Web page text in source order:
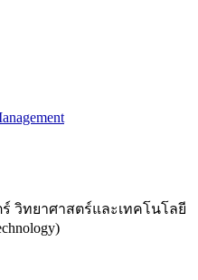
วิทยาศาสตร์และเทคโนโลยี